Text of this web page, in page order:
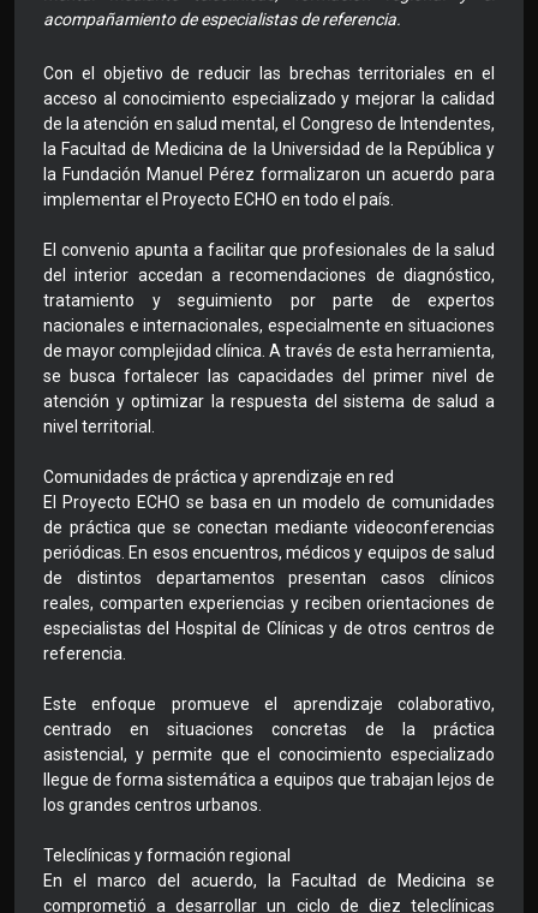
acompañamiento de especialistas de referencia.
Con el objetivo de reducir las brechas territoriales en el
acceso al conocimiento especializado y mejorar la calidad
de la atención en salud mental, el Congreso de Intendentes,
la Facultad de Medicina de la Universidad de la República y
la Fundación Manuel Pérez formalizaron un acuerdo para
implementar el Proyecto ECHO en todo el país.
El convenio apunta a facilitar que profesionales de la salud
del interior accedan a recomendaciones de diagnóstico,
tratamiento y seguimiento por parte de expertos
nacionales e internacionales, especialmente en situaciones
de mayor complejidad clínica. A través de esta herramienta,
se busca fortalecer las capacidades del primer nivel de
atención y optimizar la respuesta del sistema de salud a
nivel territorial.
Comunidades de práctica y aprendizaje en red
El Proyecto ECHO se basa en un modelo de comunidades
de práctica que se conectan mediante videoconferencias
periódicas. En esos encuentros, médicos y equipos de salud
de distintos departamentos presentan casos clínicos
reales, comparten experiencias y reciben orientaciones de
especialistas del Hospital de Clínicas y de otros centros de
referencia.
Este enfoque promueve el aprendizaje colaborativo,
centrado en situaciones concretas de la práctica
asistencial, y permite que el conocimiento especializado
llegue de forma sistemática a equipos que trabajan lejos de
los grandes centros urbanos.
Teleclínicas y formación regional
En el marco del acuerdo, la Facultad de Medicina se
comprometió a desarrollar un ciclo de diez teleclínicas